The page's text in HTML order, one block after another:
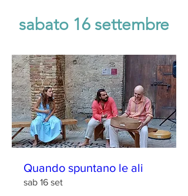
sabato 16 settembre
Quando spuntano le ali
sab 16 set